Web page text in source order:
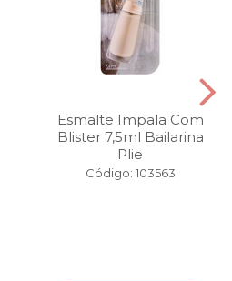
Esmalte Impala Com
Blister 7,5ml Bailarina
Plie
Código: 103563